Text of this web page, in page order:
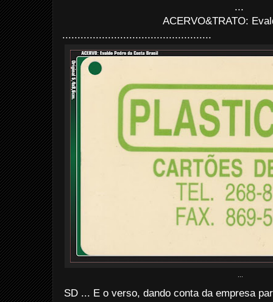
...
ACERVO&TRATO:
.................................................
SD ... E o verso, dando conta da empresa